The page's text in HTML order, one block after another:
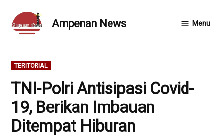
content
Ampenan News Menu
POSTED
IN
TERITORIAL
TNI-Polri Antisipasi Covid-
19, Berikan Imbauan
Ditempat Hiburan